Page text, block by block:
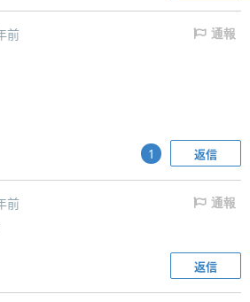
前 通報
返信
1
前 通報
返信